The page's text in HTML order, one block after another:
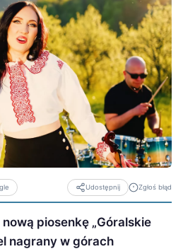
Udostępnij Zgłoś błąd
piosenkę „Góralskie
nagrany w górach